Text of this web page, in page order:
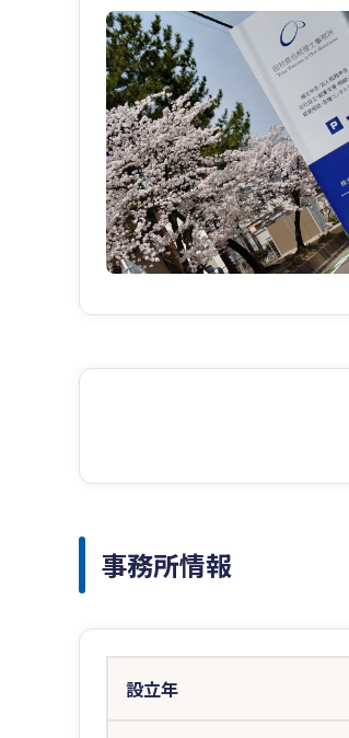
事務所情報
設立年